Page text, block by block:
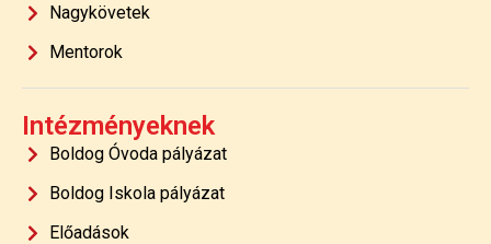
Nagykövetek
Mentorok
Intézményeknek
Boldog Óvoda pályázat
Boldog Iskola pályázat
Előadások